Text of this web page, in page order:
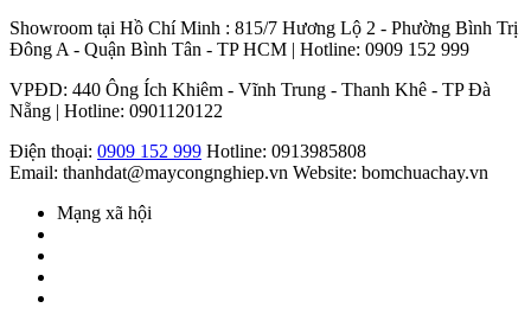
Showroom tại Hồ Chí Minh : 815/7 Hương Lộ 2 - Phường Bình Trị
Đông A - Quận Bình Tân - TP HCM | Hotline: 0909 152 999
VPĐD: 440 Ông Ích Khiêm - Vĩnh Trung - Thanh Khê - TP Đà
Nẵng | Hotline: 0901120122
Điện thoại: 0909 152 999 Hotline: 0913985808
Email: thanhdat@maycongnghiep.vn Website: bomchuachay.vn
Mạng xã hội